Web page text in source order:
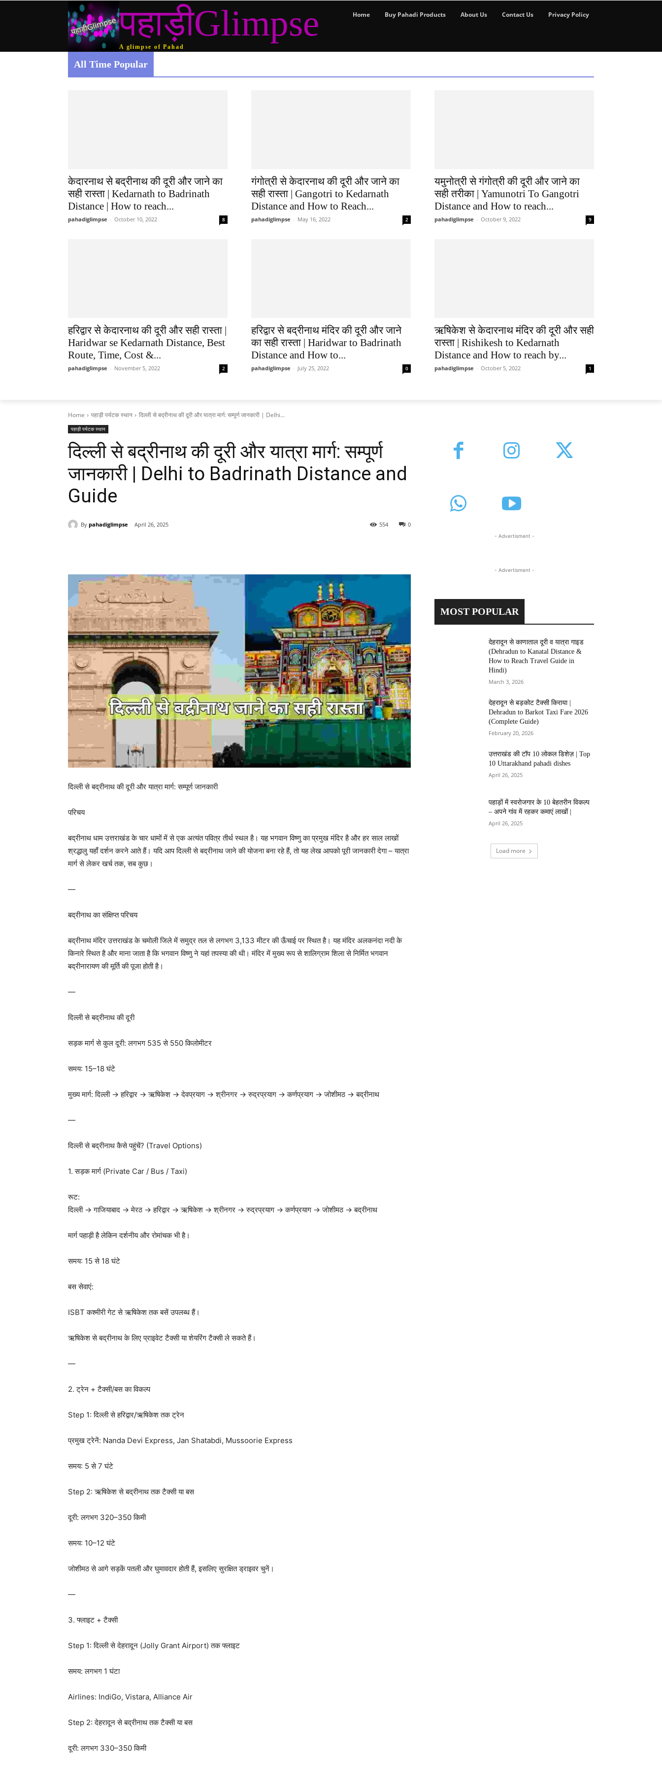
पहाड़ीGlimpse
A glimpse of Pahad
Home Buy Pahadi Products About Us Contact Us Privacy Policy
All Time Popular
केदारनाथ से बद्रीनाथ की दूरी और जाने का
सही रास्ता | Kedarnath to Badrinath
Distance | How to reach...
pahadiglimpse - October 10, 2022 8
गंगोत्री से केदारनाथ की दूरी और जाने का
सही रास्ता | Gangotri to Kedarnath
Distance and How to Reach...
pahadiglimpse - May 16, 2022 2
यमुनोत्री से गंगोत्री की दूरी और जाने का
सही तरीका | Yamunotri To Gangotri
Distance and How to reach...
pahadiglimpse - October 9, 2022 9
हरिद्वार से केदारनाथ की दूरी और सही रास्ता |
Haridwar se Kedarnath Distance, Best
Route, Time, Cost &...
pahadiglimpse - November 5, 2022 2
हरिद्वार से बद्रीनाथ मंदिर की दूरी और जाने
का सही रास्ता | Haridwar to Badrinath
Distance and How to...
pahadiglimpse - July 25, 2022 0
ऋषिकेश से केदारनाथ मंदिर की दूरी और सही
रास्ता | Rishikesh to Kedarnath
Distance and How to reach by...
pahadiglimpse - October 5, 2022 1
Home पहाड़ी पर्यटक स्थान दिल्ली से बद्रीनाथ की दूरी और यात्रा मार्ग: सम्पूर्ण जानकारी | Delhi...
पहाड़ी पर्यटक स्थान
दिल्ली से बद्रीनाथ की दूरी और यात्रा मार्ग: सम्पूर्ण
जानकारी | Delhi to Badrinath Distance and
Guide
By pahadiglimpse April 26, 2025 0
554
दिल्ली से बद्रीनाथ की दूरी और यात्रा मार्ग: सम्पूर्ण जानकारी
परिचय
बद्रीनाथ धाम उत्तराखंड के चार धामों में से एक अत्यंत पवित्र तीर्थ स्थल है। यह भगवान विष्णु का प्रमुख मंदिर है और हर साल लाखों
श्रद्धालु यहाँ दर्शन करने आते हैं। यदि आप दिल्ली से बद्रीनाथ जाने की योजना बना रहे हैं, तो यह लेख आपको पूरी जानकारी देगा – यात्रा
मार्ग से लेकर खर्च तक, सब कुछ।
—
बद्रीनाथ का संक्षिप्त परिचय
बद्रीनाथ मंदिर उत्तराखंड के चमोली जिले में समुद्र तल से लगभग 3,133 मीटर की ऊँचाई पर स्थित है। यह मंदिर अलकनंदा नदी के
किनारे स्थित है और माना जाता है कि भगवान विष्णु ने यहां तपस्या की थी। मंदिर में मुख्य रूप से शालिग्राम शिला से निर्मित भगवान
बद्रीनारायण की मूर्ति की पूजा होती है।
—
दिल्ली से बद्रीनाथ की दूरी
सड़क मार्ग से कुल दूरी: लगभग 535 से 550 किलोमीटर
समय: 15–18 घंटे
मुख्य मार्ग: दिल्ली → हरिद्वार → ऋषिकेश → देवप्रयाग → श्रीनगर → रुद्रप्रयाग → कर्णप्रयाग → जोशीमठ → बद्रीनाथ
—
दिल्ली से बद्रीनाथ कैसे पहुंचें? (Travel Options)
1. सड़क मार्ग (Private Car / Bus / Taxi)
रूट:
दिल्ली → गाजियाबाद → मेरठ → हरिद्वार → ऋषिकेश → श्रीनगर → रुद्रप्रयाग → कर्णप्रयाग → जोशीमठ → बद्रीनाथ
मार्ग पहाड़ी है लेकिन दर्शनीय और रोमांचक भी है।
समय: 15 से 18 घंटे
बस सेवाएं:
ISBT कश्मीरी गेट से ऋषिकेश तक बसें उपलब्ध हैं।
ऋषिकेश से बद्रीनाथ के लिए प्राइवेट टैक्सी या शेयरिंग टैक्सी ले सकते हैं।
—
2. ट्रेन + टैक्सी/बस का विकल्प
Step 1: दिल्ली से हरिद्वार/ऋषिकेश तक ट्रेन
प्रमुख ट्रेनें: Nanda Devi Express, Jan Shatabdi, Mussoorie Express
समय: 5 से 7 घंटे
Step 2: ऋषिकेश से बद्रीनाथ तक टैक्सी या बस
दूरी: लगभग 320–350 किमी
समय: 10–12 घंटे
जोशीमठ से आगे सड़कें पतली और घुमावदार होती हैं, इसलिए सुरक्षित ड्राइवर चुनें।
—
3. फ्लाइट + टैक्सी
Step 1: दिल्ली से देहरादून (Jolly Grant Airport) तक फ्लाइट
समय: लगभग 1 घंटा
Airlines: IndiGo, Vistara, Alliance Air
Step 2: देहरादून से बद्रीनाथ तक टैक्सी या बस
दूरी: लगभग 330–350 किमी
- Advertisment -
- Advertisment -
MOST POPULAR
देहरादून से काणाताल दूरी व यात्रा गाइड
(Dehradun to Kanatal Distance &
How to Reach Travel Guide in
Hindi)
March 3, 2026
देहरादून से बड़कोट टैक्सी किराया |
Dehradun to Barkot Taxi Fare 2026
(Complete Guide)
February 20, 2026
उत्तराखंड की टॉप 10 लोकल डिशेज़ | Top
10 Uttarakhand pahadi dishes
April 26, 2025
पहाड़ों में स्वरोजगार के 10 बेहतरीन विकल्प
– अपने गांव में रहकर कमाएं लाखों |
April 26, 2025
Load more